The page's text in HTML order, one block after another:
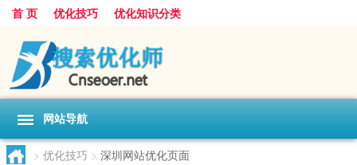
首 页 优化技巧 优化知识分类
网站导航
> 优化技巧 > 深圳网站优化页面